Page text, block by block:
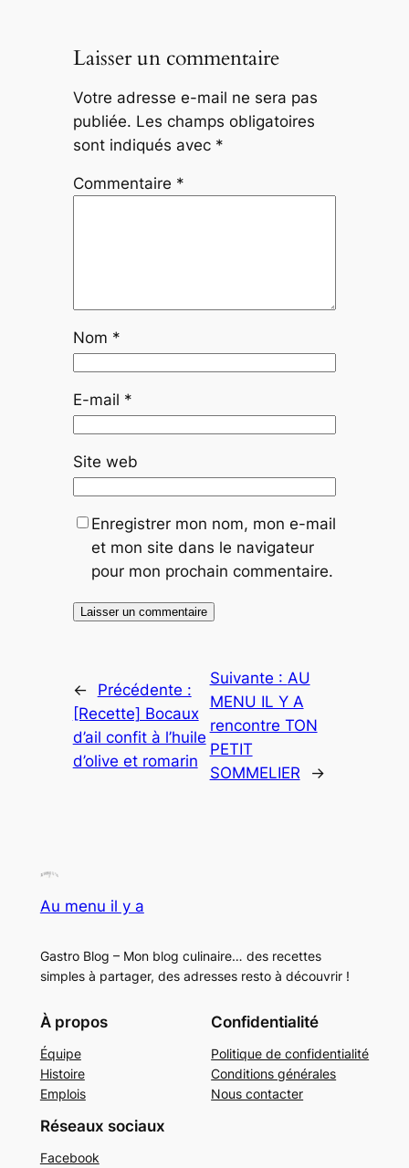
Laisser un commentaire
Votre adresse e-mail ne sera pas
publiée. Les champs obligatoires
sont indiqués avec *
Commentaire *
Nom *
E-mail *
Site web
Enregistrer mon nom, mon e-mail
et mon site dans le navigateur
pour mon prochain commentaire.
←
Précédente :
[Recette] Bocaux
d’ail confit à l’huile
d’olive et romarin
Suivante : AU
MENU IL Y A
rencontre TON
PETIT
SOMMELIER
→
Au menu il y a
Gastro Blog – Mon blog culinaire… des recettes
simples à partager, des adresses resto à découvrir !
À propos
Équipe
Histoire
Emplois
Confidentialité
Politique de confidentialité
Conditions générales
Nous contacter
Réseaux sociaux
Facebook